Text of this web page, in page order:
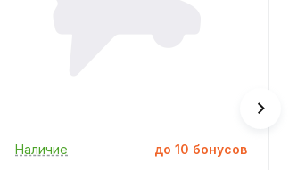
Наличие до 10 бонусов